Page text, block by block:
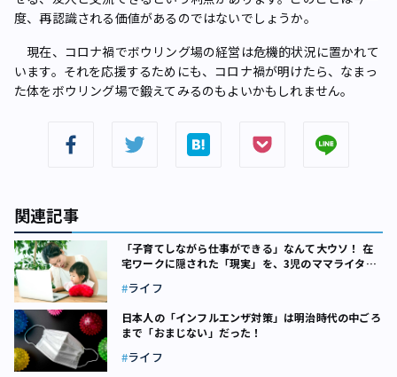
度、再認識される価値があるのではないでしょうか。
現在、コロナ禍でボウリング場の経営は危機的状況に置かれて
います。それを応援するためにも、コロナ禍が明けたら、なまっ
た体をボウリング場で鍛えてみるのもよいかもしれません。
関連記事
「子育てしながら仕事ができる」なんて大ウソ！ 在
宅ワークに隠された「現実」を、3児のママライター
ライフ
日本人の「インフルエンザ対策」は明治時代の中ごろ
まで「おまじない」だった！
ライフ